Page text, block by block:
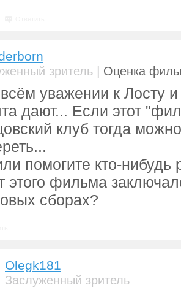
зритель | Оценка
уважении к Лосту
дают... Если этот
клуб тогда
помогите кто-нибудь
этого фильма
сборах?
Olegk181
Заслуженный зритель